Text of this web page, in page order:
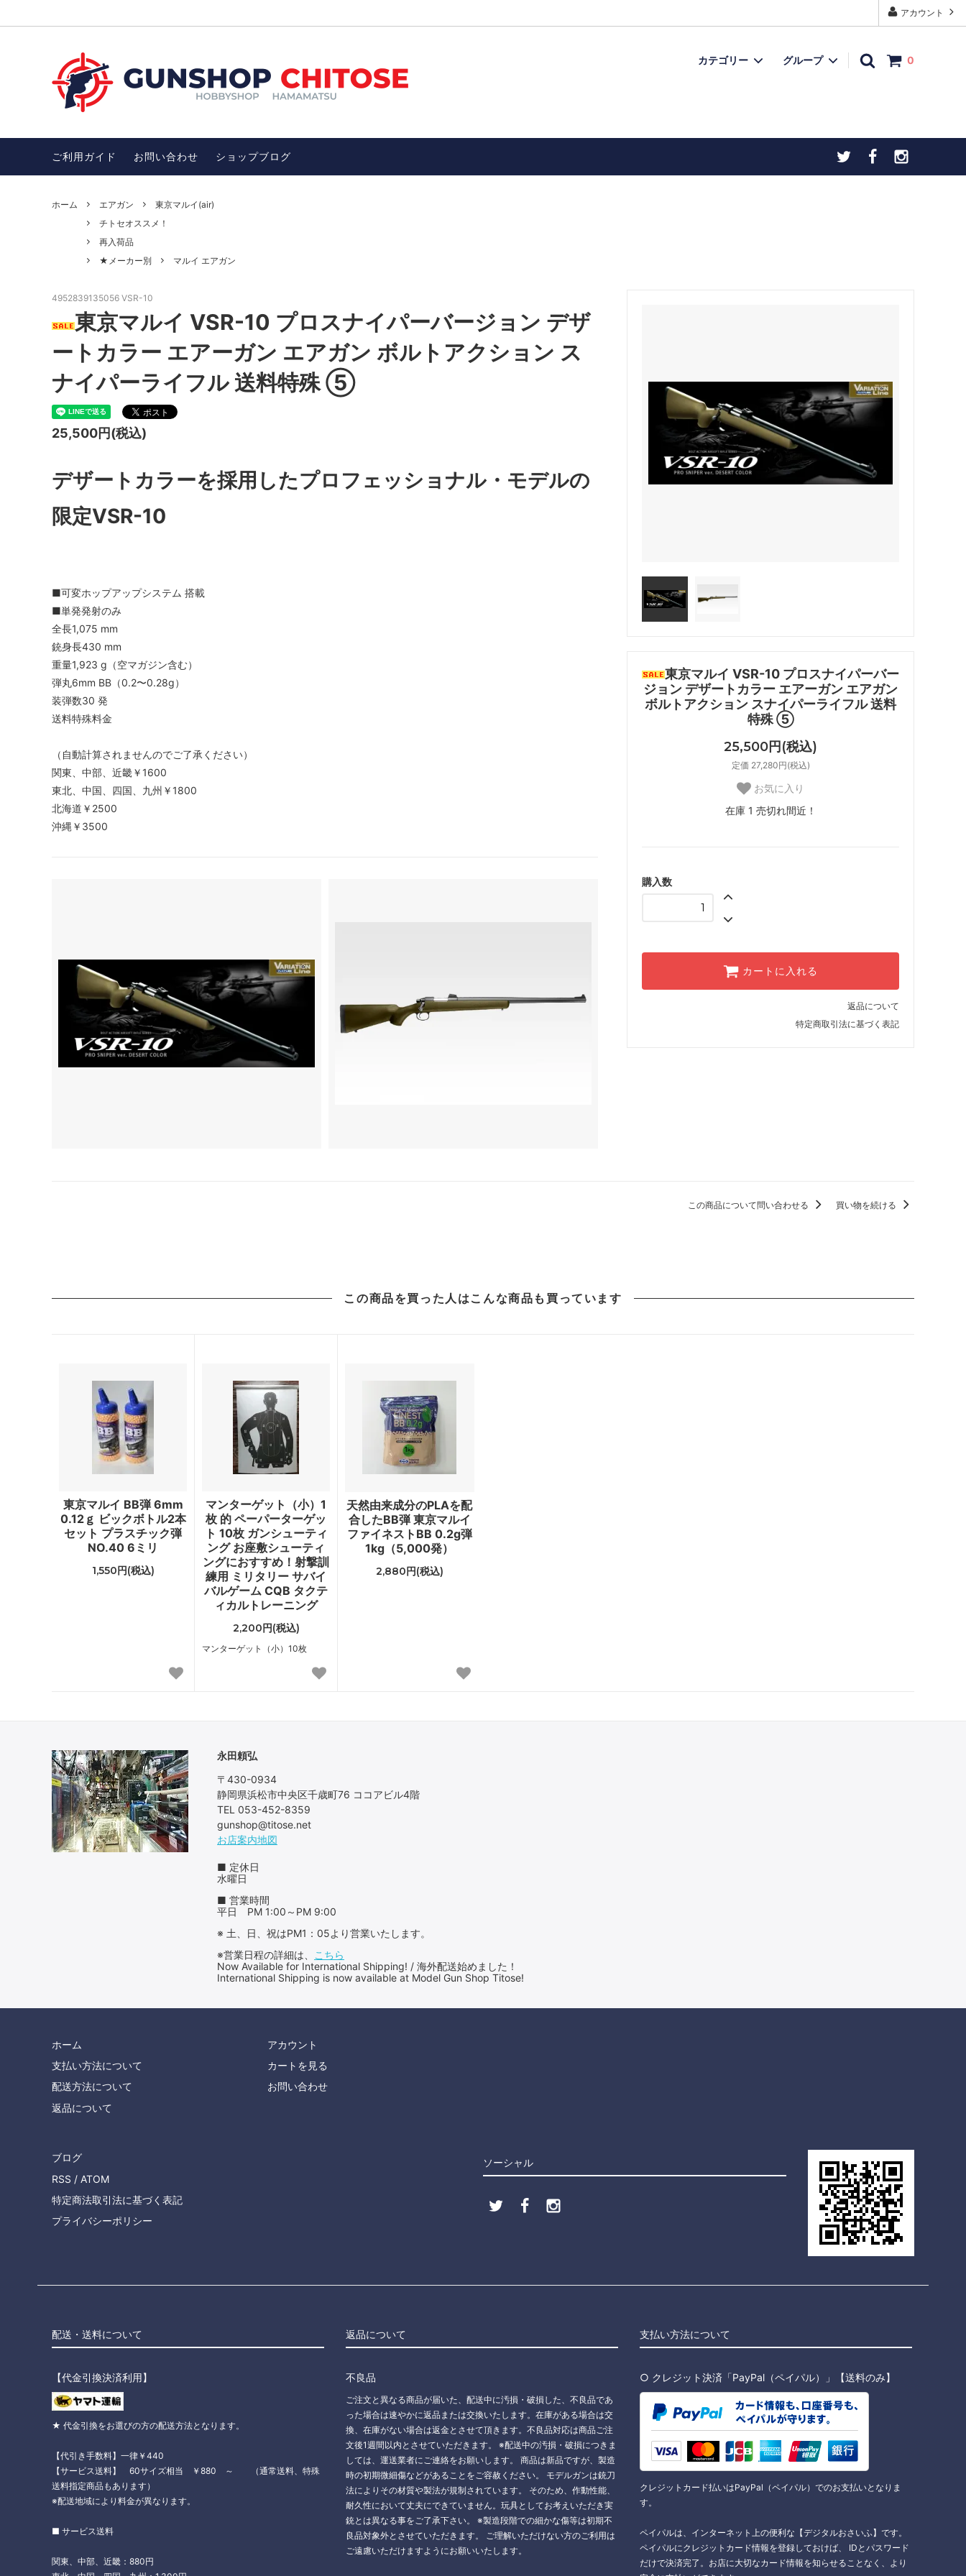
アカウント
0
カテゴリー
ガスガン
ガンアクセサリー サバゲー装備品 ミリタリーアイテム 忍者ダーツ・手裏剣ダーツ
その他、雑貨（インテリア、ファッショ
ン）
グループ
お買い得品SALE
オススメ！モデルガン
オススメ！エアガン・ガスガン・電動ガ
ン
子供向け１０歳以上用１４歳以上用 チトセオリジナル製品
完売品
ご利用ガイド お問い合わせ ショップブログ
ホーム エアガン
東京マルイ(air)
チトセオススメ！
再入荷品
★メーカー別
マルイ エアガン
東京マルイ VSR-10 プロスナイパーバー
ジョン デザートカラー エアーガン エアガン
ボルトアクション スナイパーライフル 送料
特殊 ⑤
25,500円(税込)
定価 27,280円(税込)
お気に入り
在庫 1 売切れ間近！
購入数
カートに入れる
返品について
特定商取引法に基づく表記
4952839135056 VSR-10
東京マルイ VSR-10 プロスナイパーバージョン デザ
ートカラー エアーガン エアガン ボルトアクション ス
ナイパーライフル 送料特殊 ⑤
25,500円(税込)
デザートカラーを採用したプロフェッショナル・モデルの
限定VSR-10
■可変ホップアップシステム 搭載
■単発発射のみ
全長1,075 mm
銃身長430 mm
重量1,923 g（空マガジン含む）
弾丸6mm BB（0.2〜0.28g）
装弾数30 発
送料特殊料金
（自動計算されませんのでご了承ください）
関東、中部、近畿￥1600
東北、中国、四国、九州￥1800
北海道￥2500
沖縄￥3500
この商品について問い合わせる 買い物を続ける
この商品を買った人は こんな商品も買っています
東京マルイ BB弾 6mm
0.12ｇ ビックボトル2本
セット プラスチック弾
NO.40 6ミリ
1,550円(税込)
マンターゲット（小）1
枚 的 ペーパーターゲッ
ト 10枚 ガンシューティ
ング お座敷シューティ
ングにおすすめ！射撃訓
練用 ミリタリー サバイ
バルゲーム CQB タクテ
ィカルトレーニング
2,200円(税込)
マンターゲット（小）10枚
天然由来成分のPLAを配
合したBB弾 東京マルイ
ファイネストBB 0.2g弾
1kg（5,000発）
2,880円(税込)
永田頼弘
〒430-0934
静岡県浜松市中央区千歳町76 ココアビル4階
TEL 053-452-8359
gunshop@titose.net
お店案内地図
■ 定休日
水曜日
■ 営業時間
平日 PM 1:00～PM 9:00
※ 土、日、祝はPM1：05より営業いたします。
※営業日程の詳細は、
こちら
Now Available for International Shipping! / 海外配送始めました！
International Shipping is now available at Model Gun Shop Titose!
ホーム
支払い方法について
配送方法について
返品について
アカウント
カートを見る
お問い合わせ
ソーシャル
ブログ
RSS / ATOM
特定商法取引法に基づく表記
プライバシーポリシー
配送・送料について
【代金引換決済利用】
★ 代金引換をお選びの方の配送方法となります。
【代引き手数料】一律￥440
【サービス送料】 60サイズ相当 ￥880 ～ （通常送料、特殊
送料指定商品もあります）
※配送地域により料金が異なります。
■ サービス送料
関東、中部、近畿：880円
返品について
不良品
ご注文と異なる商品が届いた、配送中に汚損・破損した、不良品であ
った場合は速やかに返品または交換いたします。在庫がある場合は交
換、在庫がない場合は返金とさせて頂きます。不良品対応は商品ご注
文後1週間以内とさせていただきます。 ※配送中の汚損・破損につきま
しては、運送業者にご連絡をお願いします。 商品は新品ですが、製造
時の初期微細傷などがあることをご容赦ください。 モデルガンは銃刀
法によりその材質や製法が規制されています。 そのため、作動性能、
耐久性において丈夫にできていません。玩具としてお考えいただき実
銃とは異なる事をご了承下さい。 ※製造段階での細かな傷等は初期不
良品対象外とさせていただきます。 ご理解いただけない方のご利用は
ご遠慮いただけますようにお願いいたします。
支払い方法について
○ クレジット決済「PayPal（ペイパル）」【送料のみ】
クレジットカード払いはPayPal（ペイパル）でのお支払いとなりま
す。
ペイパルは、インターネット上の便利な【デジタルおさいふ】です。
ペイパルにクレジットカード情報を登録しておけば、 IDとパスワード
だけで決済完了。お店に大切なカード情報を知らせることなく、より